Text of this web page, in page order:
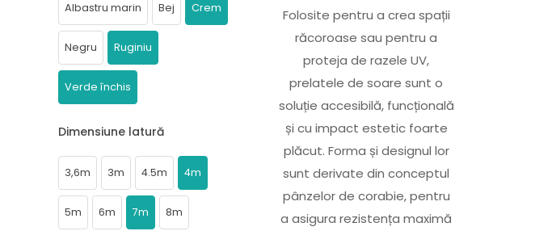
Folosite pentru a crea spații
răcoroase sau pentru a
proteja de razele UV,
prelatele de soare sunt o
soluție accesibilă, funcțională
și cu impact estetic foarte
plăcut. Forma și designul lor
sunt derivate din conceptul
pânzelor de corabie, pentru
a asigura rezistența maximă
Albastru marin Bej Crem
Negru Ruginiu
Verde închis
Dimensiune latură
3,6m 3m 4.5m 4m
5m 6m 7m 8m